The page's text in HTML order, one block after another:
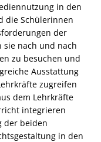
in den
die Schülerinnen
der
sie nach und nach
zu besuchen und
Ausstattung
zugreifen
dem Lehrkräfte
integrieren
der beiden
in den